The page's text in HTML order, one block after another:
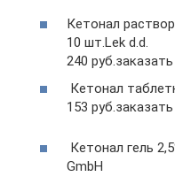
Кетонал
10 шт.Lek d.d.
240 руб.заказать
Кетонал
153 руб.заказать
Кетонал гель
GmbH